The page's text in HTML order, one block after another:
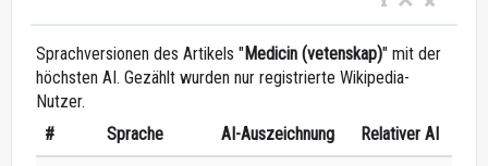
Sprachversionen des Artikels " Medicin (vetenskap)" mit der
höchsten AI. Gezählt wurden nur registrierte Wikipedia-
Nutzer.
#
Sprache AI-Auszeichnung Relativer AI